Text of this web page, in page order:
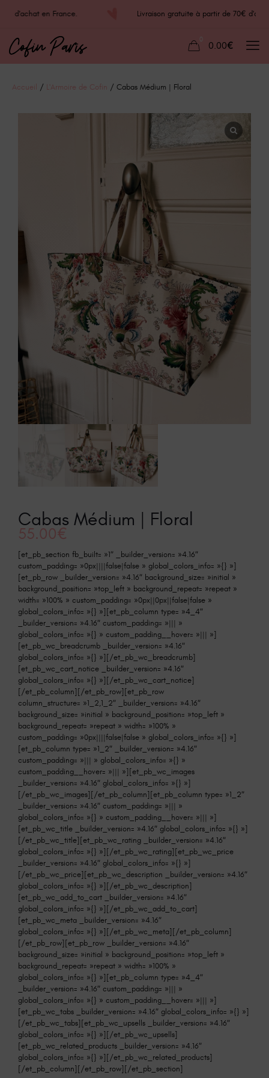
d'achat en France. Livraison gratuite à partir de 70€
0
0.00€
Accueil / L'Armoire de Cofin / Cabas Médium | Floral
Cabas Médium | Floral
55.00€
[et_pb_section fb_built= »1″ _builder_version= »4.16″
custom_padding= »0px||||false|false » global_colors_info= »{} »]
[et_pb_row _builder_version= »4.16″ background_size= »initial »
background_position= »top_left » background_repeat= »repeat »
width= »100% » custom_padding= »0px||0px||false|false »
global_colors_info= »{} »][et_pb_column type= »4_4″
_builder_version= »4.16″ custom_padding= »||| »
global_colors_info= »{} » custom_padding__hover= »||| »]
[et_pb_wc_breadcrumb _builder_version= »4.16″
global_colors_info= »{} »][/et_pb_wc_breadcrumb]
[et_pb_wc_cart_notice _builder_version= »4.16″
global_colors_info= »{} »][/et_pb_wc_cart_notice]
[/et_pb_column][/et_pb_row][et_pb_row
column_structure= »1_2,1_2″ _builder_version= »4.16″
background_size= »initial » background_position= »top_left »
background_repeat= »repeat » width= »100% »
custom_padding= »0px||||false|false » global_colors_info= »{} »]
[et_pb_column type= »1_2″ _builder_version= »4.16″
custom_padding= »||| » global_colors_info= »{} »
custom_padding__hover= »||| »][et_pb_wc_images
_builder_version= »4.16″ global_colors_info= »{} »]
[/et_pb_wc_images][/et_pb_column][et_pb_column type= »1_2″
_builder_version= »4.16″ custom_padding= »||| »
global_colors_info= »{} » custom_padding__hover= »||| »]
[et_pb_wc_title _builder_version= »4.16″ global_colors_info= »{} »]
[/et_pb_wc_title][et_pb_wc_rating _builder_version= »4.16″
global_colors_info= »{} »][/et_pb_wc_rating][et_pb_wc_price
_builder_version= »4.16″ global_colors_info= »{} »]
[/et_pb_wc_price][et_pb_wc_description _builder_version= »4.16″
global_colors_info= »{} »][/et_pb_wc_description]
[et_pb_wc_add_to_cart _builder_version= »4.16″
global_colors_info= »{} »][/et_pb_wc_add_to_cart]
[et_pb_wc_meta _builder_version= »4.16″
global_colors_info= »{} »][/et_pb_wc_meta][/et_pb_column]
[/et_pb_row][et_pb_row _builder_version= »4.16″
background_size= »initial » background_position= »top_left »
background_repeat= »repeat » width= »100% »
global_colors_info= »{} »][et_pb_column type= »4_4″
_builder_version= »4.16″ custom_padding= »||| »
global_colors_info= »{} » custom_padding__hover= »||| »]
[et_pb_wc_tabs _builder_version= »4.16″ global_colors_info= »{} »]
[/et_pb_wc_tabs][et_pb_wc_upsells _builder_version= »4.16″
global_colors_info= »{} »][/et_pb_wc_upsells]
[et_pb_wc_related_products _builder_version= »4.16″
global_colors_info= »{} »][/et_pb_wc_related_products]
[/et_pb_column][/et_pb_row][/et_pb_section]